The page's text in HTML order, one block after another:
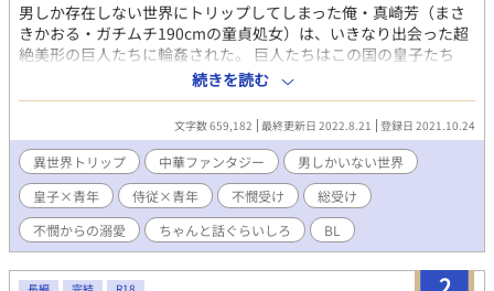
男しか存在しない世界にトリップしてしまった俺・真崎芳（まさ
きかおる・ガチムチ190cmの童貞処女）は、いきなり出会った超
絶美形の巨人たちに輪姦された。 巨人たちはこの国の皇子たち
で、俺が”運命の相手”だから嫁にするという。 それから毎日輪姦
され続けたら、ありえないことに子どもができてしまった。 パニ
ックを起こした俺を皇子たちは喜んで犯し続け、とうとう卵が産
まれた。 このままこうして生きていくのかと思ったのに、俺はも
う子を成せず、ほっておいたら死んでしまうと聞いた。 死ぬ前に
ここを出たいと這うようにして部屋を出たら……。 ゲイだけど童
貞処女だった俺が異世界で夫三人+一人と幸せになるまでのお話。
会話が足りなさすぎて盛大な誤解から始まる異世界生活。 受けが
最初の頃不憫ですが、すぐにラブ甘になります。 巨人族の皇子三
ブハッピーエンドです。 中華ファンタジー／ゲイ（ネコ）／アナ
続きを読む
文字数 659,182 最終更新日 2022.8.21 登録日 2021.10.24
異世界トリップ 中華ファンタジー
男しかいない世界
皇子×青年
侍従×青年 不憫受け
総受け
不憫からの溺愛
ちゃんと話ぐらいしろ BL